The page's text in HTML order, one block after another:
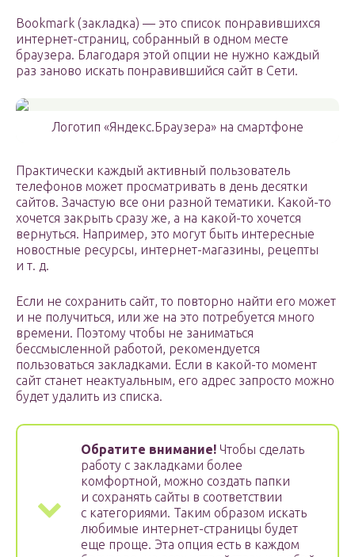
Bookmark (закладка) — это список понравившихся
интернет-страниц, собранный в одном месте
браузера. Благодаря этой опции не нужно каждый
раз заново искать понравившийся сайт в Сети.
Логотип «Яндекс.Браузера» на смартфоне
Практически каждый активный пользователь
телефонов может просматривать в день десятки
сайтов. Зачастую все они разной тематики. Какой-то
хочется закрыть сразу же, а на какой-то хочется
вернуться. Например, это могут быть интересные
новостные ресурсы, интернет-магазины, рецепты
и т. д.
Если не сохранить сайт, то повторно найти его может
и не получиться, или же на это потребуется много
времени. Поэтому чтобы не заниматься
бессмысленной работой, рекомендуется
пользоваться закладками. Если в какой-то момент
сайт станет неактуальным, его адрес запросто можно
будет удалить из списка.
Обратите внимание! Чтобы сделать
работу с закладками более
комфортной, можно создать папки
и сохранять сайты в соответствии
с категориями. Таким образом искать
любимые интернет-страницы будет
еще проще. Эта опция есть в каждом